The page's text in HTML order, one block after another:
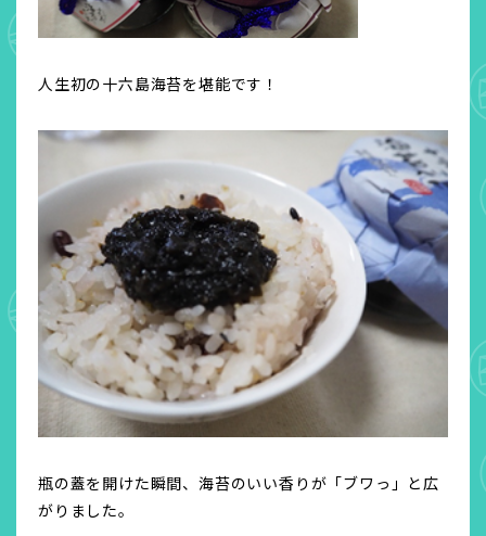
人生初の十六島海苔を堪能です！
瓶の蓋を開けた瞬間、海苔のいい香りが「ブワっ」と広
がりました。